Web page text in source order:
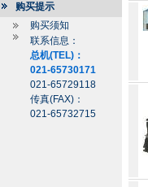
购买提示
购买须知
联系信息：
总机(TEL)：
021-65730171
021-65729118
传真(FAX)：
021-65732715